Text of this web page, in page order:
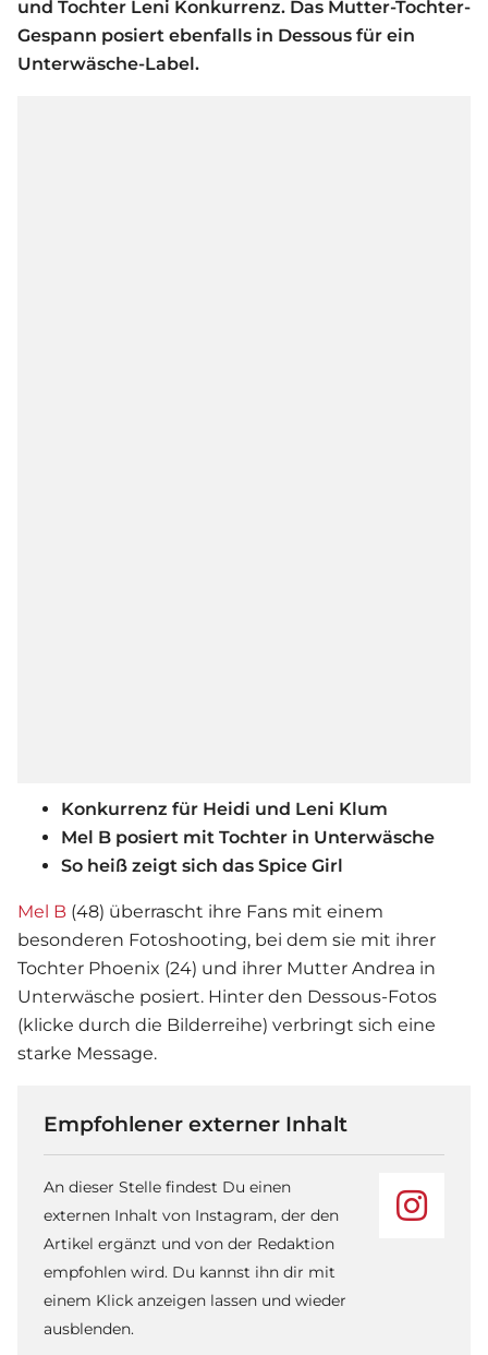
und Tochter Leni Konkurrenz. Das Mutter-Tochter-
Gespann posiert ebenfalls in Dessous für ein
Unterwäsche-Label.
Konkurrenz für Heidi und Leni Klum
Mel B posiert mit Tochter in Unterwäsche
So heiß zeigt sich das Spice Girl
Mel B (48) überrascht ihre Fans mit einem
besonderen Fotoshooting, bei dem sie mit ihrer
Tochter Phoenix (24) und ihrer Mutter Andrea in
Unterwäsche posiert. Hinter den Dessous-Fotos
(klicke durch die Bilderreihe) verbringt sich eine
starke Message.
Empfohlener externer Inhalt
An dieser Stelle findest Du einen
externen Inhalt von Instagram, der den
Artikel ergänzt und von der Redaktion
empfohlen wird. Du kannst ihn dir mit
einem Klick anzeigen lassen und wieder
ausblenden.